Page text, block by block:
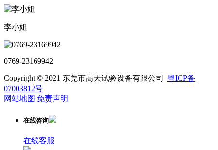
李小姐
0769-23169942
Copyright © 2021 东莞市高天试验设备有限公司 粤ICP备
07003812号
网站地图 免责声明
在线咨询
在线客服